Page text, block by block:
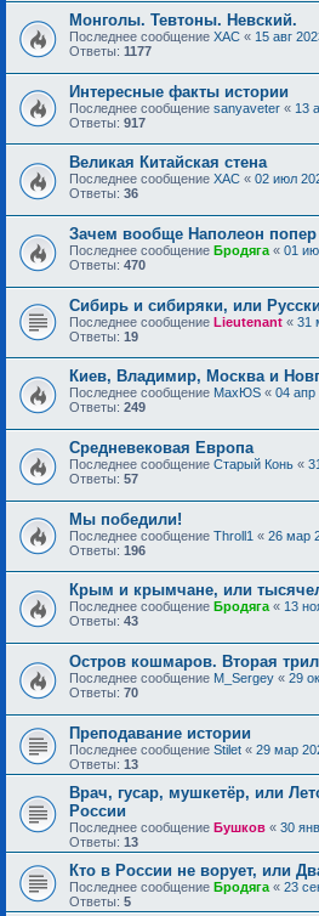
Монголы. Тевтоны. Невский.
Последнее сообщение ХАС « 15 авг
Ответы: 1177
Интересные факты истории
Последнее сообщение sanyaveter « 13
Ответы: 917
Великая Китайская стена
Последнее сообщение ХАС « 02 июл
Ответы: 36
Зачем вообще Наполеон
Последнее сообщение Бродяга « 01
Ответы: 470
Сибирь и сибиряки, или
Последнее сообщение Lieutenant « 31
Ответы: 19
Киев, Владимир, Москва и
Последнее сообщение MaxЮS « 04 апр
Ответы: 249
Средневековая Европа
Последнее сообщение Старый Конь «
Ответы: 57
Мы победили!
Последнее сообщение Throll1 « 26 мар
Ответы: 196
Крым и крымчане, или
Последнее сообщение Бродяга « 13
Ответы: 43
Остров кошмаров. Вторая
Последнее сообщение M_Sergey « 29
Ответы: 70
Преподавание истории
Последнее сообщение Stilet « 29 мар
Ответы: 13
Врач, гусар, мушкетёр, или
России
Последнее сообщение Бушков « 30
Ответы: 13
Кто в России не ворует, или
Последнее сообщение Бродяга « 23
Ответы: 5